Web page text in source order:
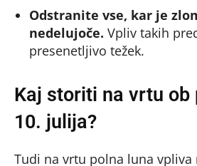
Odstranite vse, kar je
nedelujoče. Vpliv takih
presenetljivo težek.
Kaj storiti na vrtu ob
10. julija?
Tudi na vrtu polna luna vpliva